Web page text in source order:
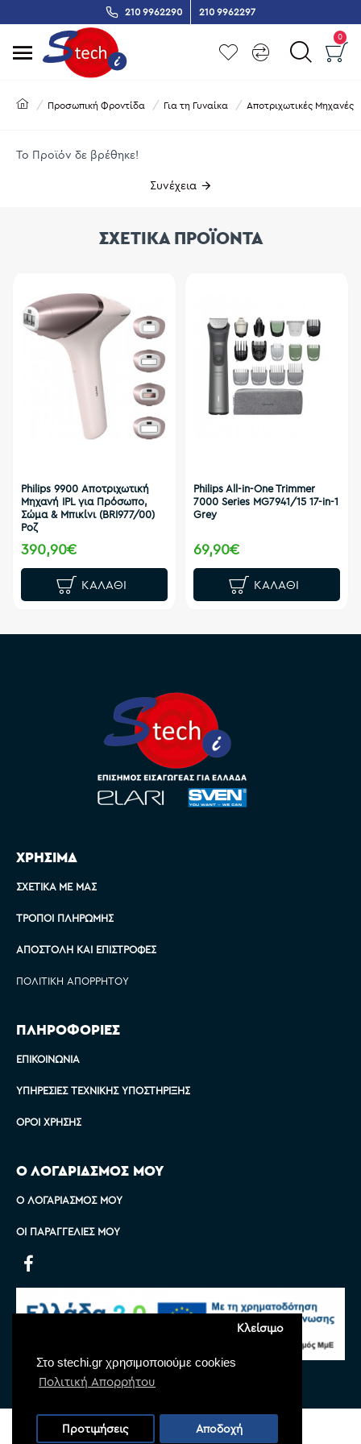
Στο stechi.gr χρησιμοποιούμε cookies
Πολιτική Απορρήτου
Κλείσιμο
Προτιμήσεις Αποδοχή
210 9962290 210 9962297
0
Προσωπική Φροντίδα Για τη Γυναίκα Αποτριχωτικές Μηχανές
Το Προϊόν δε βρέθηκε!
Συνέχεια
ΣΧΕΤΙΚΑ ΠΡΟΪΟΝΤΑ
Philips 9900 Αποτριχωτική
Μηχανή IPL για Πρόσωπο,
Σώμα & Μπικίνι (BRI977/00)
Ροζ
390,90€
ΚΑΛΆΘΙ
Philips All-in-One Trimmer
7000 Series MG7941/15 17-in-1
Grey
69,90€
ΚΑΛΆΘΙ
ΧΡΗΣΙΜΑ
ΣΧΕΤΙΚΆ ΜΕ ΜΑΣ
ΤΡΌΠΟΙ ΠΛΗΡΩΜΉΣ
ΑΠΟΣΤΟΛΉ ΚΑΙ ΕΠΙΣΤΡΟΦΈΣ
ΠΟΛΙΤΙΚΉ ΑΠΟΡΡΉΤΟΥ
ΠΛΗΡΟΦΟΡΙΕΣ
ΕΠΙΚΟΙΝΩΝΊΑ
ΥΠΗΡΕΣΊΕΣ ΤΕΧΝΙΚΉΣ ΥΠΟΣΤΉΡΙΞΗΣ
ΌΡΟΙ ΧΡΉΣΗΣ
Ο ΛΟΓΑΡΙΑΣΜΟΣ ΜΟΥ
Ο ΛΟΓΑΡΙΑΣΜΌΣ ΜΟΥ
ΟΙ ΠΑΡΑΓΓΕΛΊΕΣ ΜΟΥ
Copyright © 2022 Stechi, All Rights Reserved
Powered by
Monoware Web